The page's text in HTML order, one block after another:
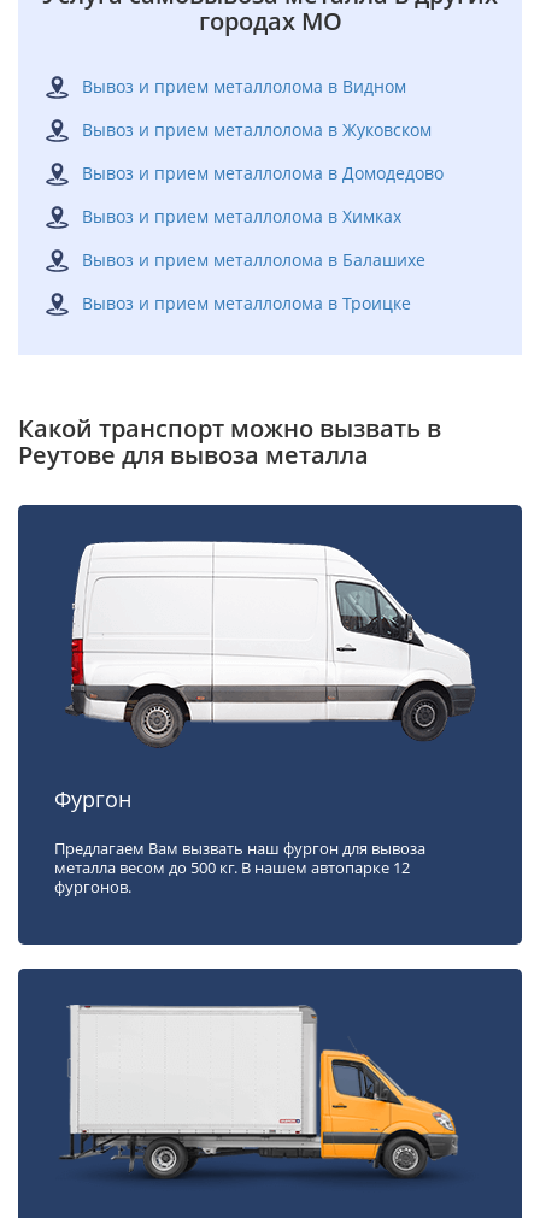
городах МО
Вывоз и прием металлолома в Видном
Вывоз и прием металлолома в Жуковском
Вывоз и прием металлолома в Домодедово
Вывоз и прием металлолома в Химках
Вывоз и прием металлолома в Балашихе
Вывоз и прием металлолома в Троицке
Какой транспорт можно вызвать в
Реутове для вывоза металла
Фургон
Предлагаем Вам вызвать наш фургон для вывоза
металла весом до 500 кг. В нашем автопарке 12
фургонов.